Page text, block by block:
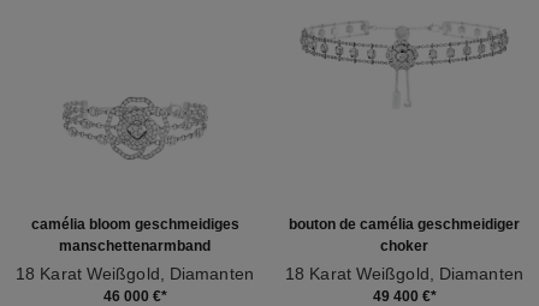
camélia bloom geschmeidiges
manschettenarmband
18 Karat Weißgold, Diamanten
Ref. J1352446 000 €*
bouton de camélia geschmeidiger
choker
18 Karat Weißgold, Diamanten
Ref. J1206349 400 €*